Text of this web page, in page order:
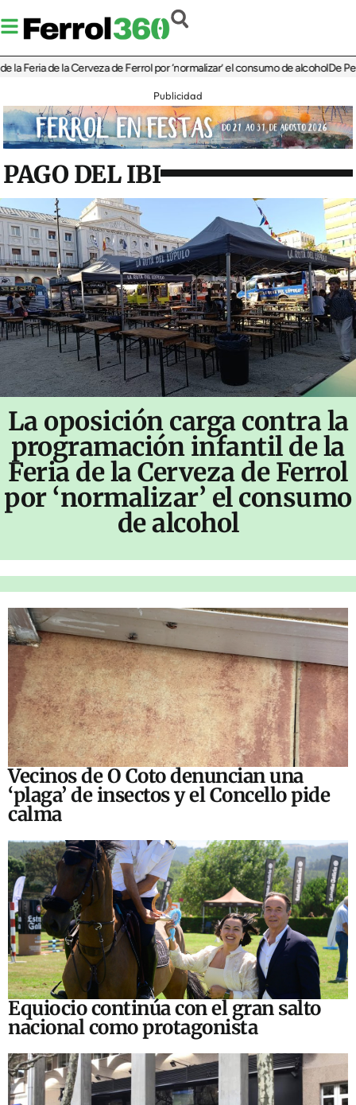
de la Cerveza de Ferrol por ‘normalizar’ el consumo de alcoholDe Perlío a
Publicidad
PAGO DEL IBI
La oposición carga contra la
programación infantil de la
Feria de la Cerveza de Ferrol
por ‘normalizar’ el consumo
de alcohol
Vecinos de O Coto denuncian una
‘plaga’ de insectos y el Concello pide
calma
Equiocio continúa con el gran salto
nacional como protagonista